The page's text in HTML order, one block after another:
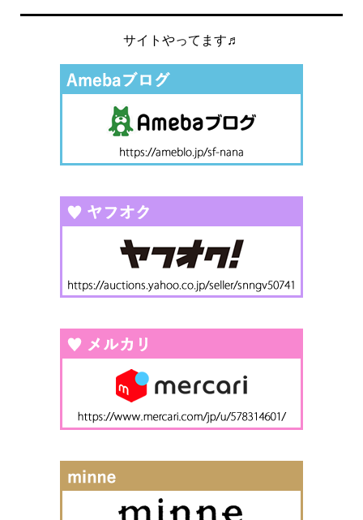
サイトやってます♬